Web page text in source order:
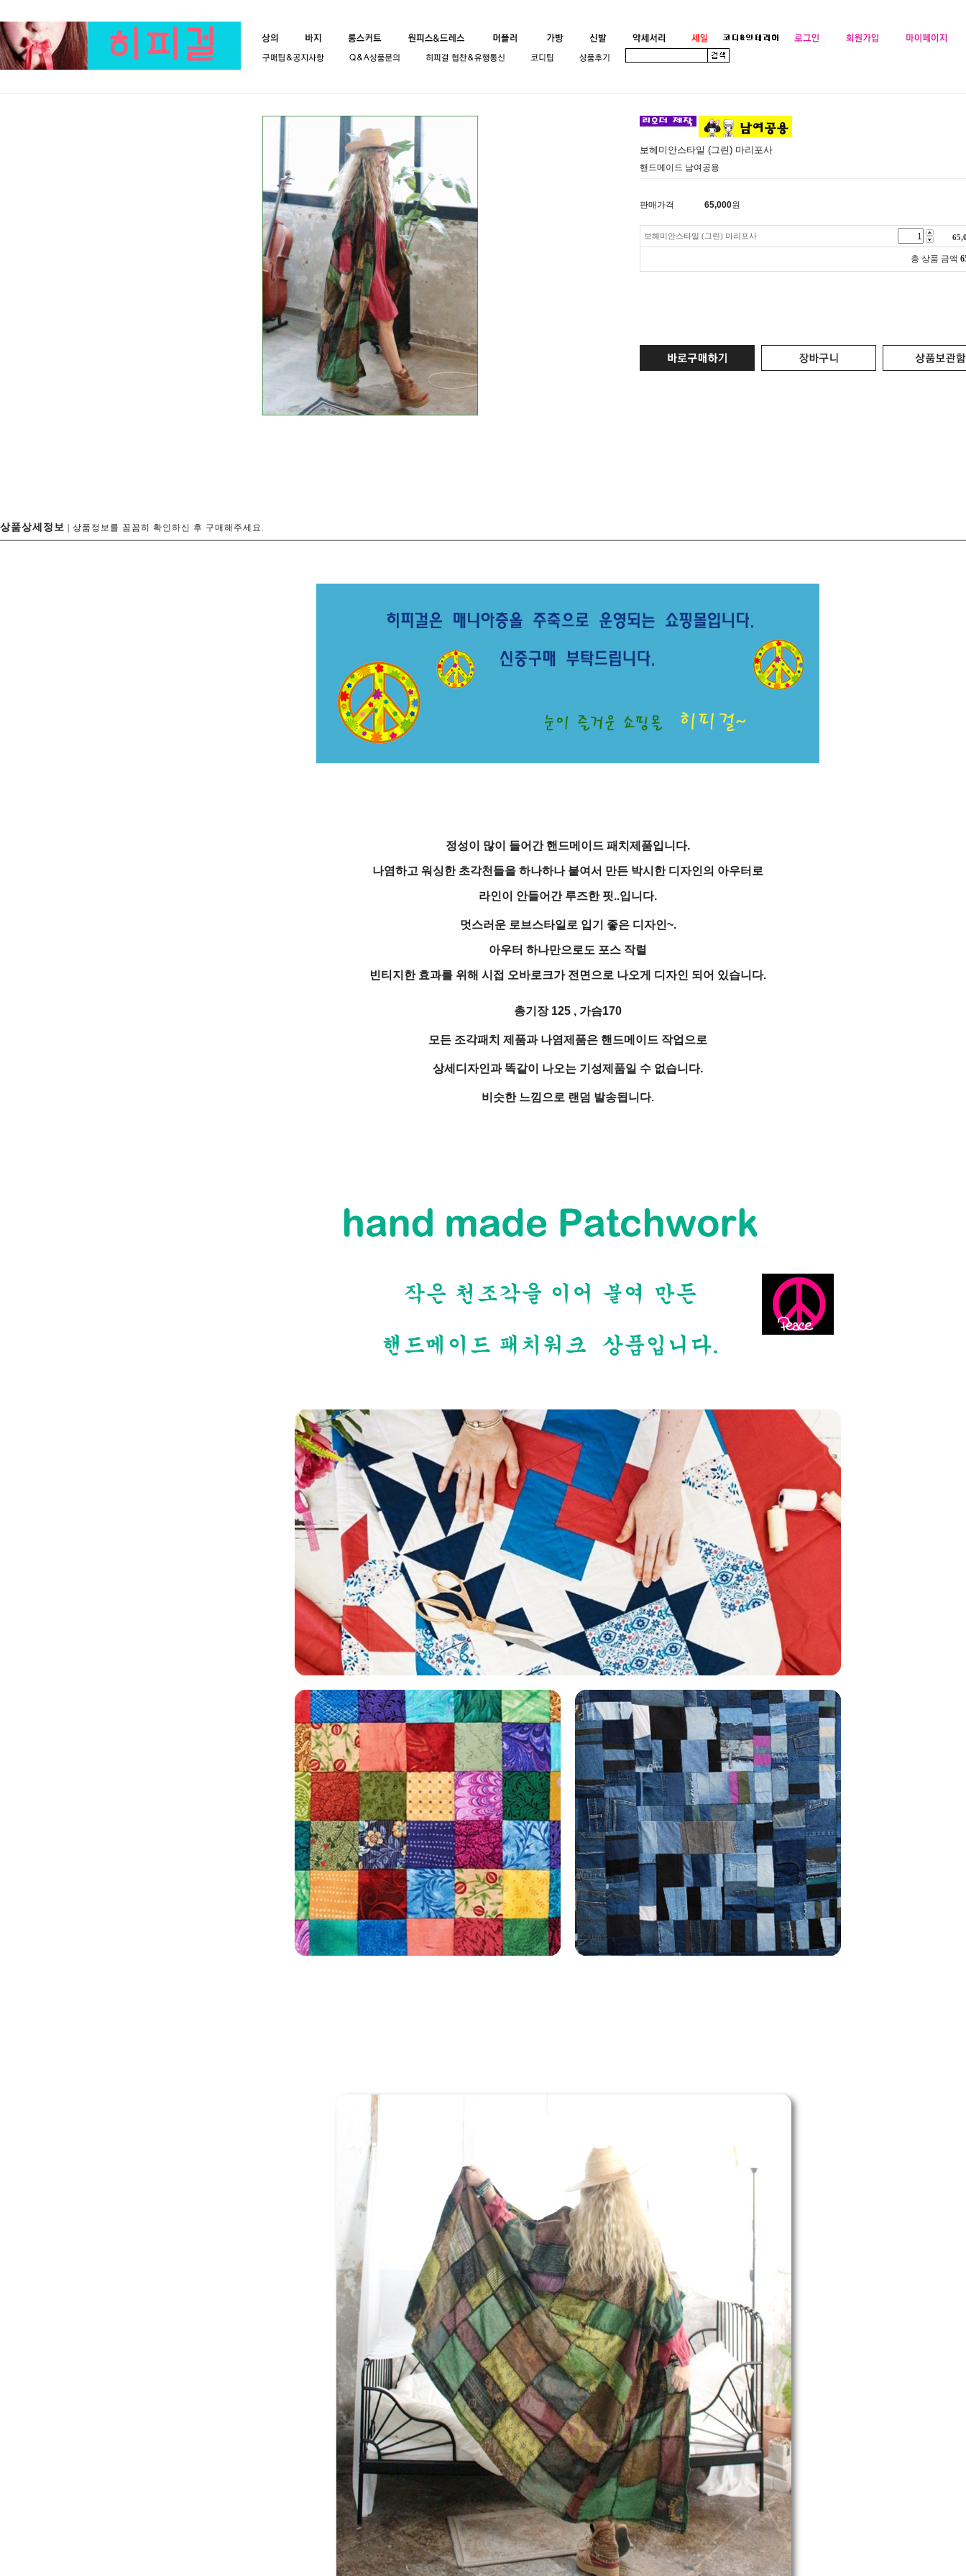
보헤미안스타일 (그린) 마리포사
핸드메이드 남여공용
판매가격 65,000원
보헤미안스타일 (그린) 마리포사
총 상품 금액
상품상세정보 | 상품정보를 꼼꼼히 확인하신 후 구매해주세요.
정성이 많이 들어간 핸드메이드 패치제품입니다.
나염하고 워싱한 초각천들을 하나하나 붙여서 만든 박시한 디자인의 아우터로
라인이 안들어간 루즈한 핏..입니다.
멋스러운 로브스타일로 입기 좋은 디자인~.
아우터 하나만으로도 포스 작렬
빈티지한 효과를 위해 시접 오바로크가 전면으로 나오게 디자인 되어 있습니다.
총기장 125 , 가슴170
모든 조각패치 제품과 나염제품은 핸드메이드 작업으로
상세디자인과 똑같이 나오는 기성제품일 수 없습니다.
비슷한 느낌으로 랜덤 발송됩니다.